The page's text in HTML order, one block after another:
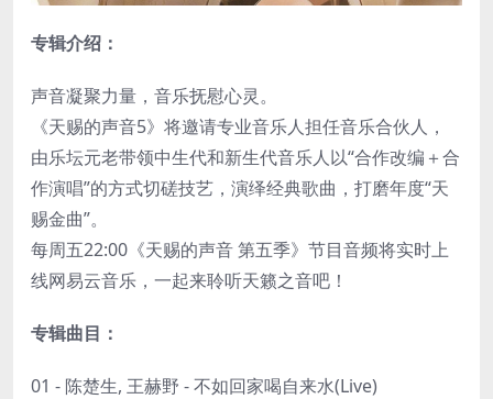
专辑介绍：
声音凝聚力量，音乐抚慰心灵。
《天赐的声音5》将邀请专业音乐人担任音乐合伙人，
由乐坛元老带领中生代和新生代音乐人以“合作改编＋合
作演唱”的方式切磋技艺，演绎经典歌曲，打磨年度“天
赐金曲”。
每周五22:00《天赐的声音 第五季》节目音频将实时上
线网易云音乐，一起来聆听天籁之音吧！
专辑曲目：
01 - 陈楚生, 王赫野 - 不如回家喝自来水(Live)